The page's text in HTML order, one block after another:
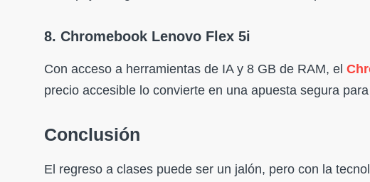
8. Chromebook Lenovo Flex 5i
Con acceso a herramientas de IA y 8 GB de RAM, el
precio accesible lo convierte en una apuesta segura
Conclusión
El regreso a clases puede ser un jalón, pero con la